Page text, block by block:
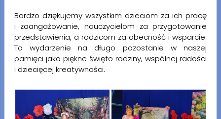
Bardzo dziękujemy wszystkim dzieciom za ich pracę
i zaangażowanie, nauczycielom za przygotowanie
przedstawienia, a rodzicom za obecność i wsparcie.
To wydarzenie na długo pozostanie w naszej
pamięci jako piękne święto rodziny, wspólnej radości
i dziecięcej kreatywności.